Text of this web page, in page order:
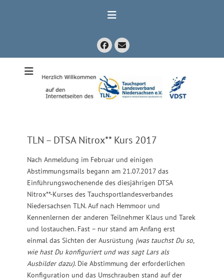
Facebook
E-
Mail
Tauchsport
Landesverband
TLN – DTSA Nitrox** Kurs 2017
Nach Anmeldung im Februar und einigen
Abstimmungsmails begann am 21.07.2017 das
Einführungswochenende des diesjährigen DTSA
Nitrox**-Kurses des Tauchsportlandesverbandes
Niedersachsen TLN. Auf nach Hemmoor und
Kennenlernen der anderen Teilnehmer Klaus und Tarek
und lostauchen. Fast – nur stand am Anfang erst
einmal das Sichten der Ausrüstung (was tauchst Du so,
wie hast Du konfiguriert und was sagt Lars als
Ausbilder dazu). Die Abstimmung der erforderlichen
Konfiguration und das Umschrauben stand auf der